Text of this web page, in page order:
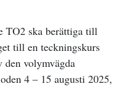
TO2 ska berättiga till
till en teckningskurs
den volymvägda
4 – 15 augusti 2025,